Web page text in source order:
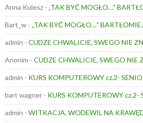
Anna Kulesz - „TAK BYĆ MOGŁO…”
Bart_w - „TAK BYĆ MOGŁO…”
admin - CUDZE CHWALICIE, SWEGO NIE
Anonim - CUDZE CHWALICIE, SWEGO NIE
admin - KURS KOMPUTEROWY cz.2-
bart wagner - KURS KOMPUTEROWY cz.2-
admin - WITKACJA. WODEWIL NA